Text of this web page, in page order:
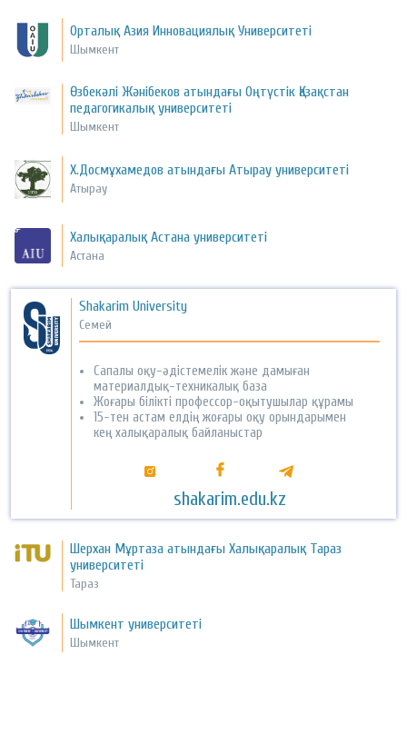
Орталық Азия Инновациялық Университеті
Шымкент
Өзбекәлі Жәнібеков атындағы Оңтүстік Қазақстан
педагогикалық университеті
Шымкент
Х.Досмұхамедов атындағы Атырау университеті
Атырау
Халықаралық Астана университеті
Астана
Shakarim University
Семей
Сапалы оқу-әдістемелік және дамыған
материалдық-техникалық база
Жоғары білікті профессор-оқытушылар құрамы
15-тен астам елдің жоғары оқу орындарымен
кең халықаралық байланыстар
shakarim.edu.kz
Шерхан Мұртаза атындағы Халықаралық Тараз
университеті
Тараз
Шымкент университеті
Шымкент